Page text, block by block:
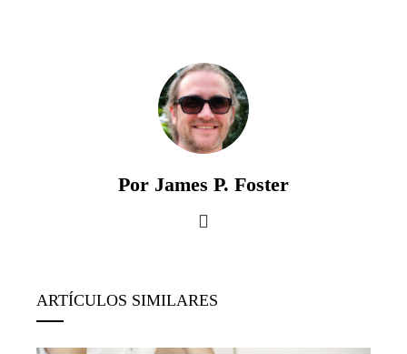
Por James P. Foster
ARTÍCULOS SIMILARES